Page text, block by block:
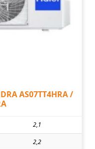
AS07TT4HRA /
2,1
2,2